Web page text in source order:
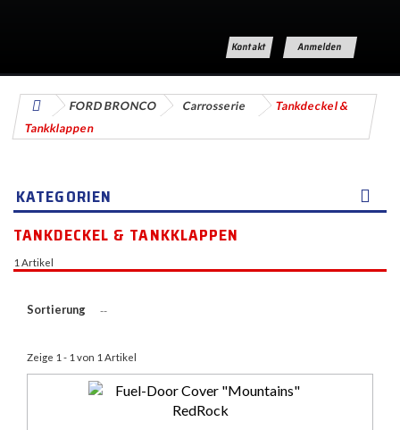
Anmelden
Kontakt
FORD BRONCO Carrosserie
Tankdeckel &
Tankklappen
KATEGORIEN
TANKDECKEL & TANKKLAPPEN
1 Artikel
Sortierung --
Zeige 1 - 1 von 1 Artikel